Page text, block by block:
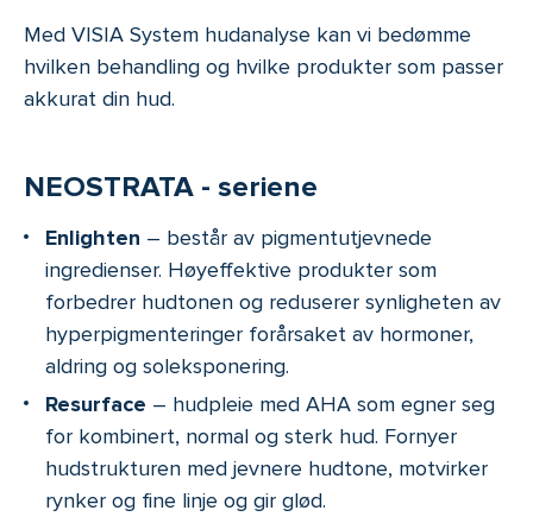
Med VISIA System hudanalyse kan vi bedømme
hvilken behandling og hvilke produkter som passer
akkurat din hud.
NEOSTRATA - seriene
Enlighten – består av pigmentutjevnede
ingredienser. Høyeffektive produkter som
forbedrer hudtonen og reduserer synligheten av
hyperpigmenteringer forårsaket av hormoner,
aldring og soleksponering.
Resurface – hudpleie med AHA som egner seg
for kombinert, normal og sterk hud. Fornyer
hudstrukturen med jevnere hudtone, motvirker
rynker og fine linje og gir glød.